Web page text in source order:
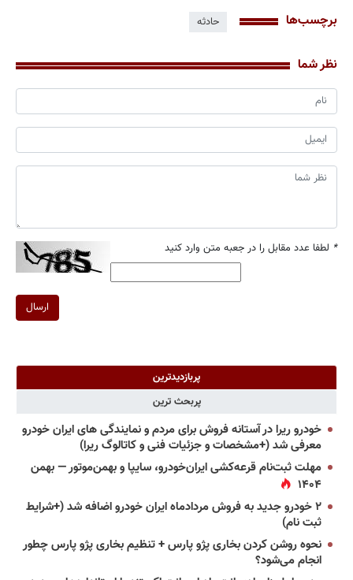
برچسب‌ها حادثه
نظر شما
* لطفا عدد مقابل را در جعبه متن وارد کنید
ارسال
پربازدیدترین
پربحث ترین
خودرو ریرا در آستانه فروش برای مردم و نمایندگی های ایران خودرو
معرفی شد (+مشخصات و جزئیات فنی و کاتالوگ ریرا)
مهلت ثبت‌نام قرعه‌کشی ایران‌خودرو، سایپا و بهمن‌موتور — بهمن
۱۴۰۴
۲ خودرو جدید به فروش مردادماه ایران خودرو اضافه شد (+شرایط
ثبت نام)
نحوه روشن کردن بخاری پژو پارس + تنظیم بخاری پژو پارس چطور
انجام می‌شود؟